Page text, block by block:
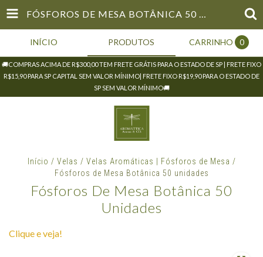
FÓSFOROS DE MESA BOTÂNICA 50 UNIDADES
INÍCIO PRODUTOS CARRINHO 0
🚚COMPRAS ACIMA DE R$300,00 TEM FRETE GRÁTIS PARA O ESTADO DE SP | FRETE FIXO
R$15,90 PARA SP CAPITAL SEM VALOR MÍNIMO| FRETE FIXO R$19,90 PARA O ESTADO DE
SP SEM VALOR MÍNIMO🚚
Início / Velas / Velas Aromáticas | Fósforos de Mesa /
Fósforos de Mesa Botânica 50 unidades
Fósforos De Mesa Botânica 50
Unidades
Clique e veja!